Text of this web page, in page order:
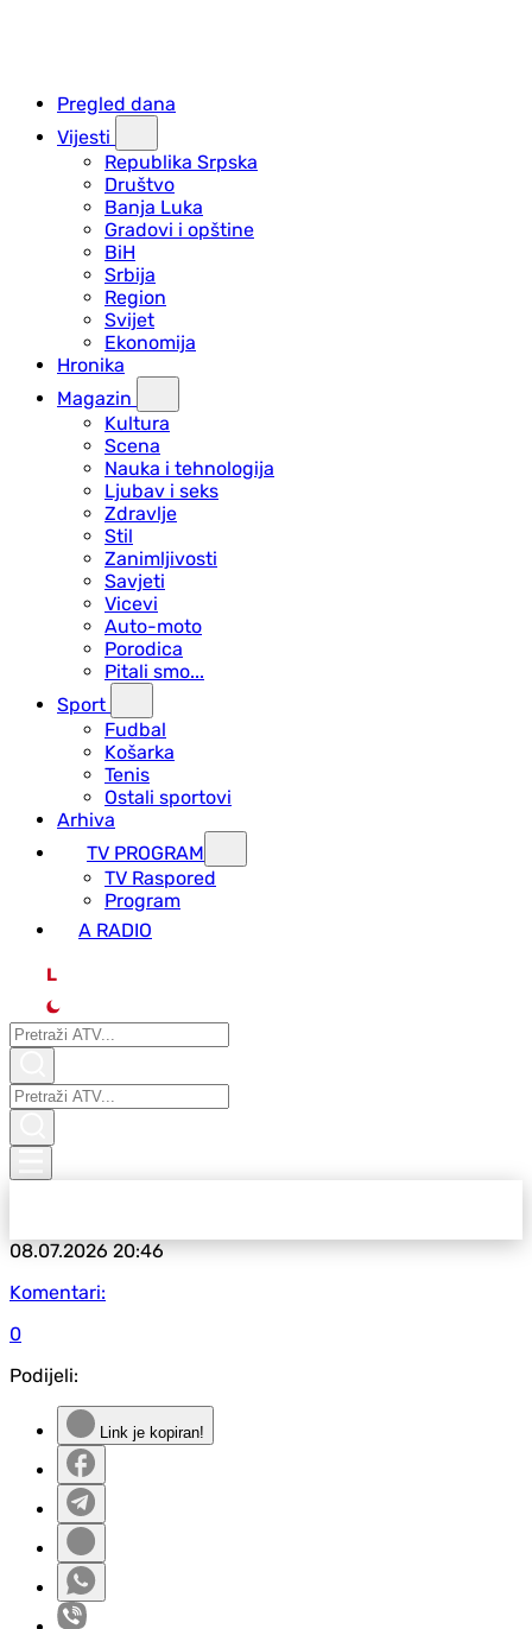
Pregled dana
Vijesti
Republika Srpska
Društvo
Banja Luka
Gradovi i opštine
BiH
Srbija
Region
Svijet
Ekonomija
Hronika
Magazin
Kultura
Scena
Nauka i tehnologija
Ljubav i seks
Zdravlje
Stil
Zanimljivosti
Savjeti
Vicevi
Auto-moto
Porodica
Pitali smo...
Sport
Fudbal
Košarka
Tenis
Ostali sportovi
Arhiva
TV PROGRAM
ТV Raspored
Program
A RADIO
L
08.07.202620:46
Komentari:
0
Podijeli:
Link je kopiran!